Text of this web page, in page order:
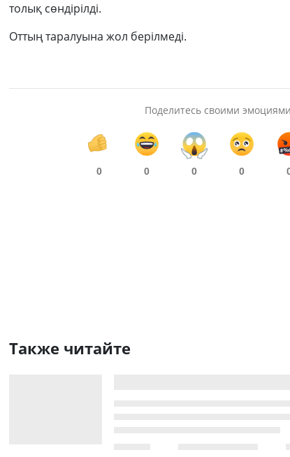
толық сөндірілді.
Оттың таралуына жол берілмеді.
Поделитесь своими эмоциями
0 0 0 0
Также читайте